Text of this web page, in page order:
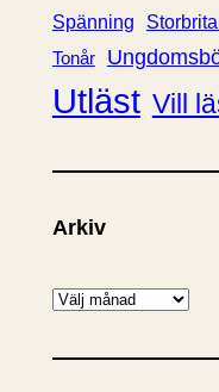
Spänning
Tonår
Utläst Vill
Arkiv
A
k